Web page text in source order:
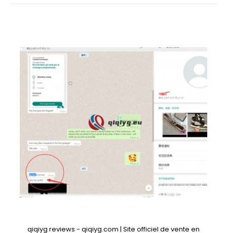
qiqiyg reviews - qiqiyg.com | Site officiel de vente en